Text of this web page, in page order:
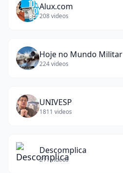
Alux.com
208videos
Hoje no Mundo Militar
224videos
UNIVESP
1811 videos
Descomplica
211 videos